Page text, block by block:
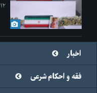
۱۲ /تیر/ ۱۴۰۵
اخبار
فقه و احکام شرعی